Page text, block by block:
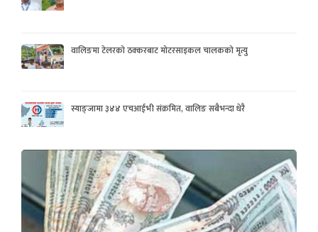
वालिङमा टेलरको ठक्करबाट मोटरसाइकल चालकको मृत्यु
स्याङ्जामा ३४४ एचआईभी संक्रमित, वालिङ सबैभन्दा धेरै